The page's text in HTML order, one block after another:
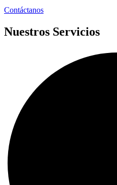
Contáctanos
Nuestros Servicios